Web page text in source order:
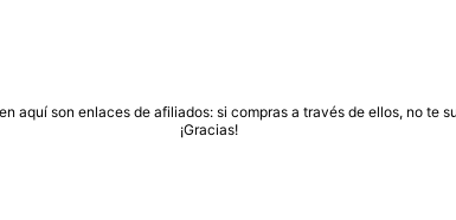
aquí son enlaces de afiliados: si compras a través de ellos, no
¡Gracias!